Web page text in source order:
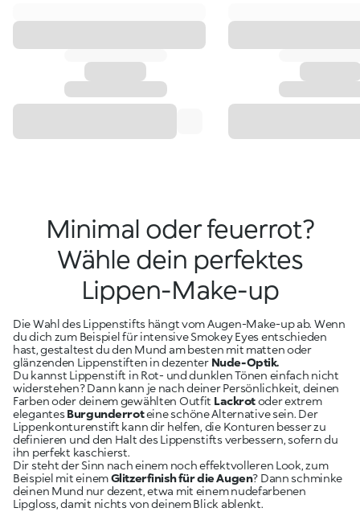
Minimal oder feuerrot?
Wähle dein perfektes
Lippen-Make-up
Die Wahl des Lippenstifts hängt vom Augen-Make-up ab. Wenn
du dich zum Beispiel für intensive Smokey Eyes entschieden
hast, gestaltest du den Mund am besten mit matten oder
glänzenden Lippenstiften in dezenter Nude-Optik.
Du kannst Lippenstift in Rot- und dunklen Tönen einfach nicht
widerstehen? Dann kann je nach deiner Persönlichkeit, deinen
Farben oder deinem gewählten Outfit Lackrotoder extrem
elegantesBurgunderroteine schöne Alternative sein. Der
Lippenkonturenstift kann dir helfen, die Konturen besser zu
definieren und den Halt des Lippenstifts verbessern, sofern du
ihn perfekt kaschierst.
Dir steht der Sinn nach einem noch effektvolleren Look, zum
Beispiel mit einemGlitzerfinish für die Augen? Dann schminke
deinen Mund nur dezent, etwa mit einem nudefarbenen
Lipgloss, damit nichts von deinem Blick ablenkt.